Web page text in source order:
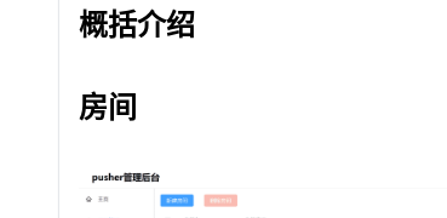
概括介绍
房间